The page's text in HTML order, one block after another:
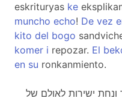
eskrituryas ke
muncho echo! De vez
kito del bogo
komer i repozar. El
en su ronkanmiento.
ונחת ישירות לאולם של